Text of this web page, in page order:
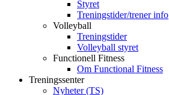
Styret
Treningstider/trener info
Volleyball
Treningstider
Volleyball styret
Functionell Fitness
Om Functional Fitness
Treningssenter
Nyheter (TS)